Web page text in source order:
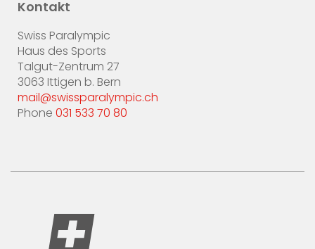
Kontakt
Swiss Paralympic
Haus des Sports
Talgut-Zentrum 27
3063 Ittigen b. Bern
mail@swissparalympic.ch
Phone 031 533 70 80